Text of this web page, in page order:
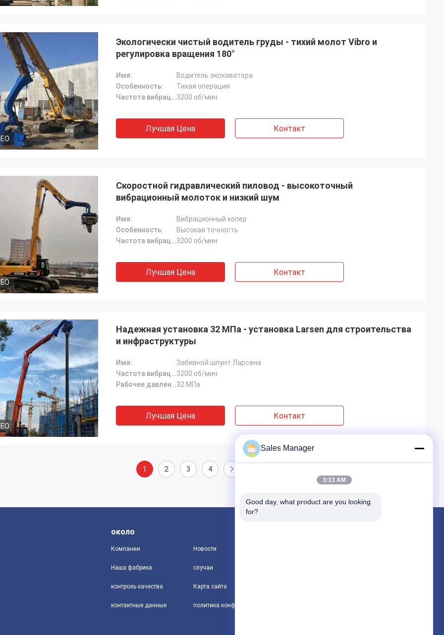
Экологически чистый водитель груды - тихий молот Vibro и
регулировка вращения 180°
Имя:
Водитель экскаватора
Особенность:
Тихая операция
Частота вибрации:3200 об/мин
Лучшая Цена Контакт
Скоростной гидравлический пиловод - высокоточный
вибрационный молоток и низкий шум
Имя:
Вибрационный копер
Особенность:
Высокая точность
Частота вибрации:3200 об/мин
Лучшая Цена Контакт
Надежная установка 32 МПа - установка Larsen для строительства
и инфраструктуры
Имя:
Забивной шпунт Ларсена
Частота вибрации:3200 об/мин
Рабочее давление:32 МПа
Лучшая Цена Контакт
1 2 3 4
около
Компании
Наша фабрика
контроль качества
контактные данные
Новости
случаи
Карта сайта
Sales Manager
3:13 AM
Good day, what product are you looking
for?